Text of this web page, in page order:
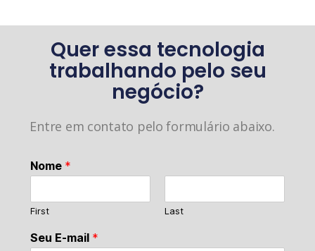
Quer essa tecnologia
trabalhando pelo seu
negócio?
Entre em contato pelo formulário abaixo.
Nome *
First Last
Seu E-mail *